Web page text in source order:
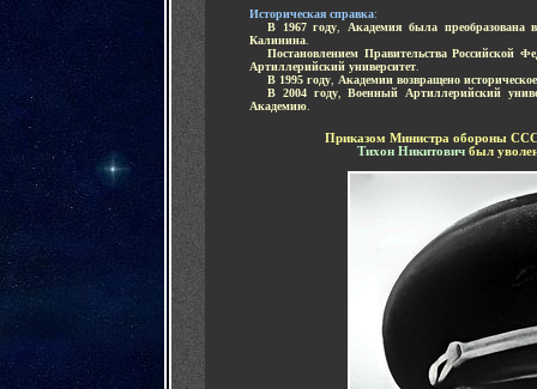
Историческая справка:
В 1967 году
Академия была
Калинина
Постановлением Правительства Российской
Артиллерийский университет
В 1995 году
Академии возвращено
В 2004 году,Военный Артиллерийский
Академию
Приказом Министра обороны
Тихон Никитович был